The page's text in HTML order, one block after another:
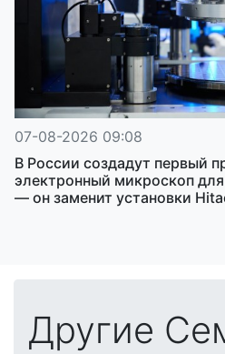
07-08-2026 09:08
В России создадут первый
электронный микроскоп
— он заменит установки
Другие